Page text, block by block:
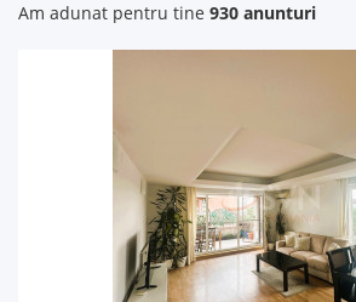
Am adunat pentru tine 930 anunturi